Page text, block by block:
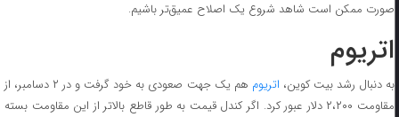
صورت ممکن است شاهد شروع یک اصلاح عمیق‌تر باشیم.
اتریوم
به دنبال رشد بیت کوین، اتریوم
هم یک جهت صعودی به خود گرفت و در ۲ دسامبر، از
مقاومت ۲،۲۰۰ دلار عبور کرد. اگر کندل قیمت به طور قاطع بالاتر از این مقاومت بسته